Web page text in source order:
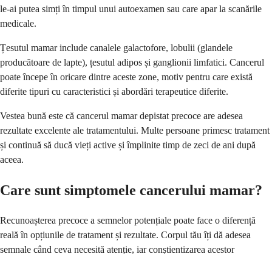
le-ai putea simți în timpul unui autoexamen sau care apar la scanările
medicale.
Țesutul mamar include canalele galactofore, lobulii (glandele
producătoare de lapte), țesutul adipos și ganglionii limfatici. Cancerul
poate începe în oricare dintre aceste zone, motiv pentru care există
diferite tipuri cu caracteristici și abordări terapeutice diferite.
Vestea bună este că cancerul mamar depistat precoce are adesea
rezultate excelente ale tratamentului. Multe persoane primesc tratament
și continuă să ducă vieți active și împlinite timp de zeci de ani după
aceea.
Care sunt simptomele cancerului mamar?
Recunoașterea precoce a semnelor potențiale poate face o diferență
reală în opțiunile de tratament și rezultate. Corpul tău îți dă adesea
semnale când ceva necesită atenție, iar conștientizarea acestor